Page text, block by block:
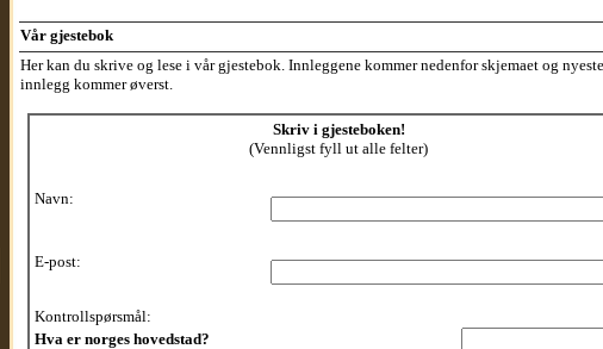
Vår gjestebok
Her kan du skrive og lese i vår gjestebok. Innleggene kommer nedenfor skjemaet og nyeste
innlegg kommer øverst.
Skriv i gjesteboken!
(Vennligst fyll ut alle felter)
Navn:
E-post:
Kontrollspørsmål:
Hva er norges hovedstad?